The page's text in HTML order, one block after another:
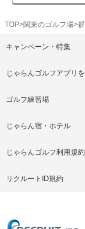
TOP 関東のゴルフ場
キャンペーン・特集
じゃらんゴルフアプリ
ゴルフ練習場
じゃらん宿・ホテル
じゃらんゴルフ利用規約
リクルートID規約